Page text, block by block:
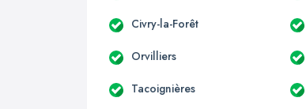
Civry-la-Forêt
Orvilliers
Tacoignières